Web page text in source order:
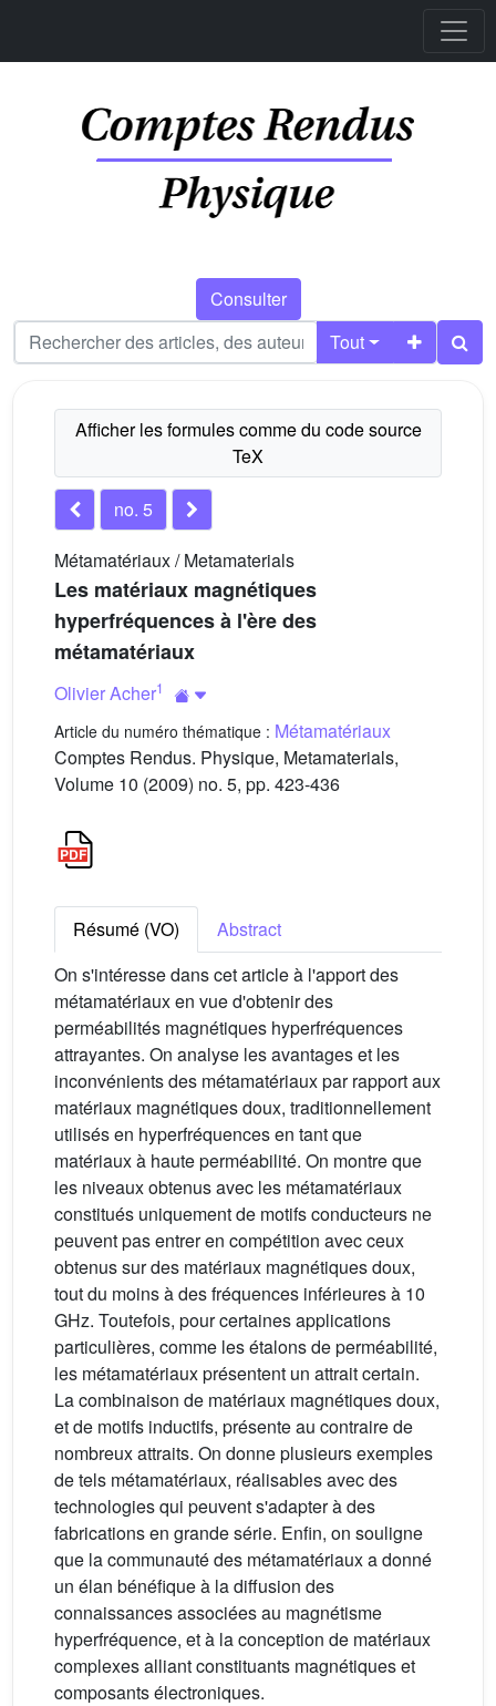
Consulter
Tout
no. 5
Métamatériaux / Metamaterials
Les matériaux magnétiques
hyperfréquences à l'ère des
métamatériaux
Olivier Acher1
Article du numéro thématique : Métamatériaux
Comptes Rendus. Physique, Metamaterials,
Volume 10 (2009) no. 5, pp. 423-436
Résumé (VO)
Abstract
On s'intéresse dans cet article à l'apport des
métamatériaux en vue d'obtenir des
perméabilités magnétiques hyperfréquences
attrayantes. On analyse les avantages et les
inconvénients des métamatériaux par rapport aux
matériaux magnétiques doux, traditionnellement
utilisés en hyperfréquences en tant que
matériaux à haute perméabilité. On montre que
les niveaux obtenus avec les métamatériaux
constitués uniquement de motifs conducteurs ne
peuvent pas entrer en compétition avec ceux
obtenus sur des matériaux magnétiques doux,
tout du moins à des fréquences inférieures à 10
GHz. Toutefois, pour certaines applications
particulières, comme les étalons de perméabilité,
les métamatériaux présentent un attrait certain.
La combinaison de matériaux magnétiques doux,
et de motifs inductifs, présente au contraire de
nombreux attraits. On donne plusieurs exemples
de tels métamatériaux, réalisables avec des
technologies qui peuvent s'adapter à des
fabrications en grande série. Enfin, on souligne
que la communauté des métamatériaux a donné
un élan bénéfique à la diffusion des
connaissances associées au magnétisme
hyperfréquence, et à la conception de matériaux
complexes alliant constituants magnétiques et
composants électroniques.